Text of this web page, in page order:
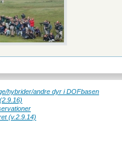
hybrider/andre dyr i DOFbasen
(v.2.9.14)